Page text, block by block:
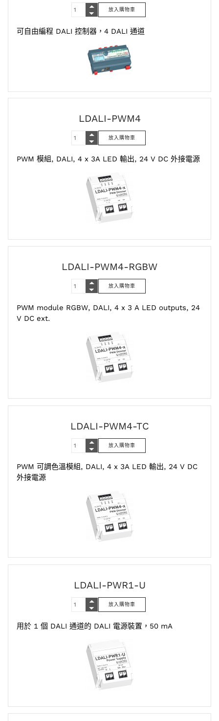
可自由編程 DALI 控制器，4 DALI 通道
LDALI-PWM4
PWM 模組, DALI, 4 x 3A LED 輸出, 24 V DC 外接電源
LDALI-PWM4-RGBW
PWM module RGBW, DALI, 4 x 3 A LED outputs, 24
V DC ext.
LDALI-PWM4-TC
PWM 可調色溫模組, DALI, 4 x 3A LED 輸出, 24 V DC
外接電源
LDALI-PWR1-U
用於 1 個 DALI 通道的 DALI 電源裝置，50 mA